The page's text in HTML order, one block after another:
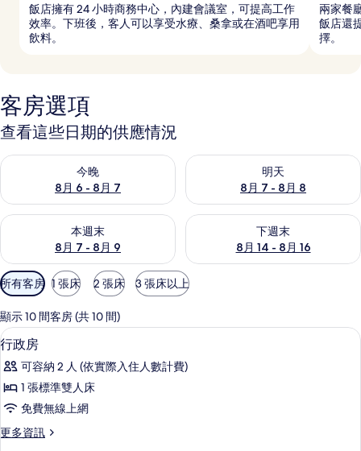
飯店擁有 24 小時商務中心，內建會議室，可提高工作
效率。下班後，客人可以享受水療、桑拿或在酒吧享用
飲料。
兩家餐
飯店還
擇。
客房選項
查看這些日期的供應情況
今晚
8月 6 - 8月 7
查看今晚 (8月 6 - 8月 7) 的供應情況
明天
8月 7 - 8月 8
查看明天 (8月 7 - 8月 8) 的供
本週末
8月 7 - 8月 9
查看本週末 (8月 7 - 8月 9) 的供應情況
下週末
8月 14 - 8月 16
查看下週末 (8月 14 - 8月 16)
可
用
的
客
房
篩
選
條
所有客房 1 張床 2 張床 3 張床以上
顯示 10 間客房 (共 10 間)
顯
示
行
政
房
的
低過敏寢具、客房內保險箱、書桌、
9
行政房
可容納 2 人 (依實際入住人數計費)
1 張標準雙人床
免費無線上網
更多資訊
更